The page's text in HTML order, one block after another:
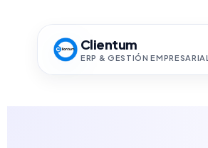
contenido
Clientum
ERP & GESTIÓN EMPRESARIAL